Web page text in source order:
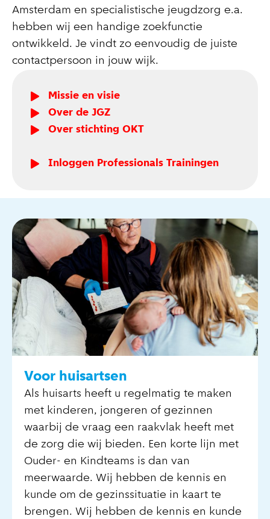
Amsterdam en specialistische jeugdzorg e.a.
hebben wij een handige zoekfunctie
ontwikkeld. Je vindt zo eenvoudig de juiste
contactpersoon in jouw wijk.
Missie en visie
Over de JGZ
Over stichting OKT
Inloggen Professionals Trainingen
Voor huisartsen
Als huisarts heeft u regelmatig te maken
met kinderen, jongeren of gezinnen
waarbij de vraag een raakvlak heeft met
de zorg die wij bieden. Een korte lijn met
Ouder- en Kindteams is dan van
meerwaarde. Wij hebben de kennis en
kunde om de gezinssituatie in kaart te
brengen. Wij hebben de kennis en kunde